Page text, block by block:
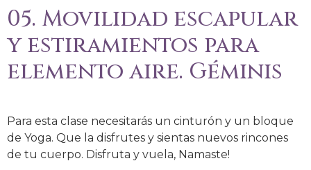
05. Movilidad escapular
y estiramientos para
elemento aire. Géminis
Para esta clase necesitarás un cinturón y un bloque
de Yoga. Que la disfrutes y sientas nuevos rincones
de tu cuerpo. Disfruta y vuela, Namaste!